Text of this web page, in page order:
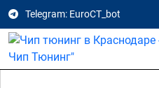
Telegram: EuroCT_bot